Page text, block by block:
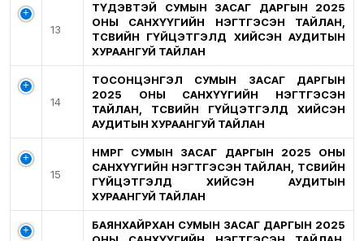
13
ТҮДЭВТЭЙ СУМЫН ЗАСАГ ДАРГЫН 2025
ОНЫ САНХҮҮГИЙН НЭГТГЭСЭН ТАЙЛАН,
ТӨСВИЙН ГҮЙЦЭТГЭЛД ХИЙСЭН АУДИТЫН
ХУРААНГУЙ ТАЙЛАН
14
ТОСОНЦЭНГЭЛ СУМЫН ЗАСАГ ДАРГЫН
2025 ОНЫ САНХҮҮГИЙН НЭГТГЭСЭН
ТАЙЛАН, ТӨСВИЙН ГҮЙЦЭТГЭЛД ХИЙСЭН
АУДИТЫН ХУРААНГУЙ ТАЙЛАН
15
НӨМРӨГ СУМЫН ЗАСАГ ДАРГЫН 2025 ОНЫ
САНХҮҮГИЙН НЭГТГЭСЭН ТАЙЛАН, ТӨСВИЙН
ГҮЙЦЭТГЭЛД ХИЙСЭН АУДИТЫН
ХУРААНГУЙ ТАЙЛАН
БАЯНХАЙРХАН СУМЫН ЗАСАГ ДАРГЫН 2025